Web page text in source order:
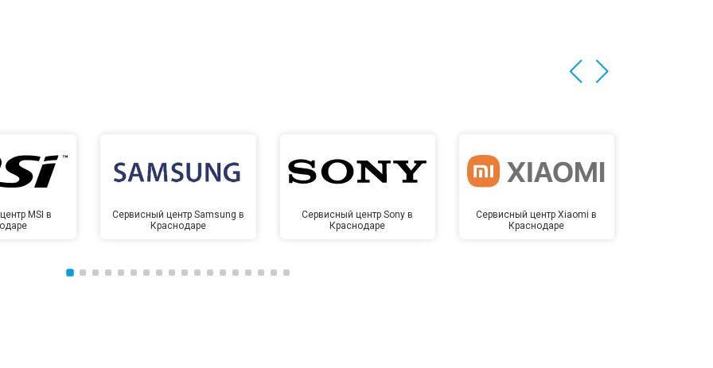
MSI в
Сервисный центр Samsung в
Краснодаре
Сервисный центр Sony в
Краснодаре
Сервисный центр Xiaomi в
Краснодаре